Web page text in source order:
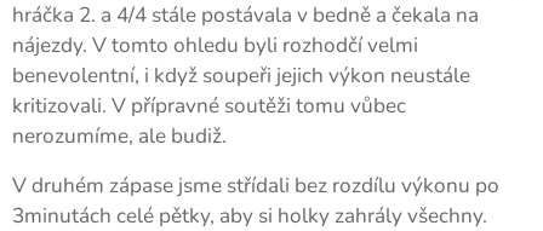
hráčka 2. a 4/4 stále postávala v bedně a čekala na
nájezdy. V tomto ohledu byli rozhodčí velmi
benevolentní, i když soupeři jejich výkon neustále
kritizovali. V přípravné soutěži tomu vůbec
nerozumíme, ale budiž.
V druhém zápase jsme střídali bez rozdílu výkonu po
3minutách celé pětky, aby si holky zahrály všechny.